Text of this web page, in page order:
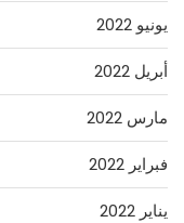
يونيو 2022
أبريل 2022
مارس 2022
فبراير 2022
يناير 2022